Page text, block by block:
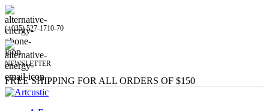
(+035) 527-1710-70
NEWSLETTER
FREE SHIPPING FOR ALL ORDERS OF $150